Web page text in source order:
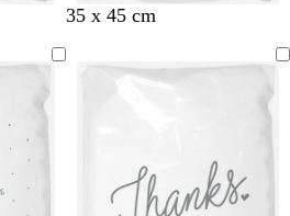
35 x 45 cm